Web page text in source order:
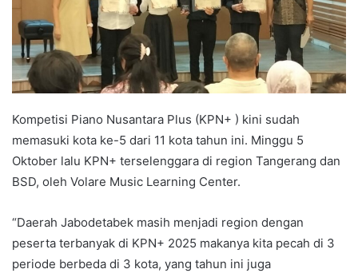
Kompetisi Piano Nusantara Plus (KPN+ ) kini sudah
memasuki kota ke-5 dari 11 kota tahun ini. Minggu 5
Oktober lalu KPN+ terselenggara di region Tangerang dan
BSD, oleh Volare Music Learning Center.
“Daerah Jabodetabek masih menjadi region dengan
peserta terbanyak di KPN+ 2025 makanya kita pecah di 3
periode berbeda di 3 kota, yang tahun ini juga